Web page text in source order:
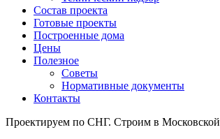
Состав проекта
Готовые проекты
Построенные дома
Цены
Полезное
Советы
Нормативные документы
Контакты
Проектируем по СНГ. Строим в Московской